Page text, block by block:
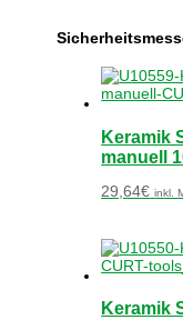
Keramik
manuell
29,64€ inkl.
Keramik